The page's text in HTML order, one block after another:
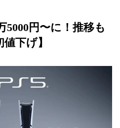
5000円〜に！推移も
下げ】